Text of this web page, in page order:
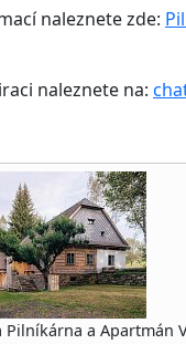
naleznete zde:
naleznete na:
Pilníkárna a Apartmán